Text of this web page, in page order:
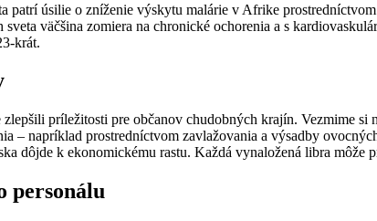
patrí úsilie o zníženie výskytu malárie v Afrike
väčšina zomiera na chronické ochorenia a s
krát.
príležitosti pre občanov chudobných krajín. Vezmime
– napríklad prostredníctvom zavlažovania a výsadby
dôjde k ekonomickému rastu. Každá vynaložená libra môže
personálu